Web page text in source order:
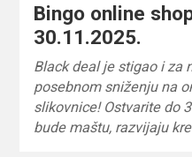
Bingo online
30.11.2025.
Black deal je stigao i za
posebnom sniženju na
slikovnice! Ostvarite do
bude maštu, razvijaju